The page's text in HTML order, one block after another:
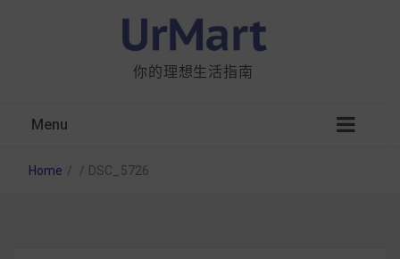
你的理想生活指南
Menu
Home / / DSC_5726